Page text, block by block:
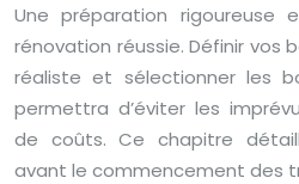
Une préparation rigoureuse
rénovation réussie. Définir vos
réaliste et sélectionner les
permettra d’éviter les
de coûts. Ce chapitre
avant le commencement des